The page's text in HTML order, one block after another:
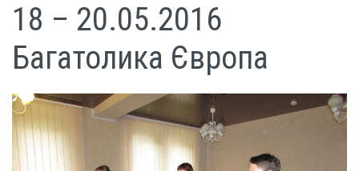
18 – 20.05.2016
Багатолика Європа